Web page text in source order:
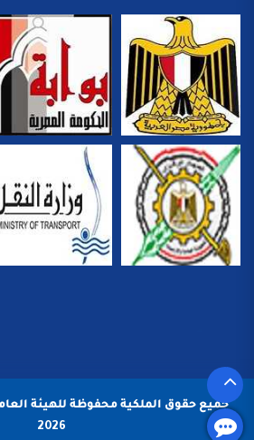
جميع حقوق الملكية محفوظة للهيئة
2026